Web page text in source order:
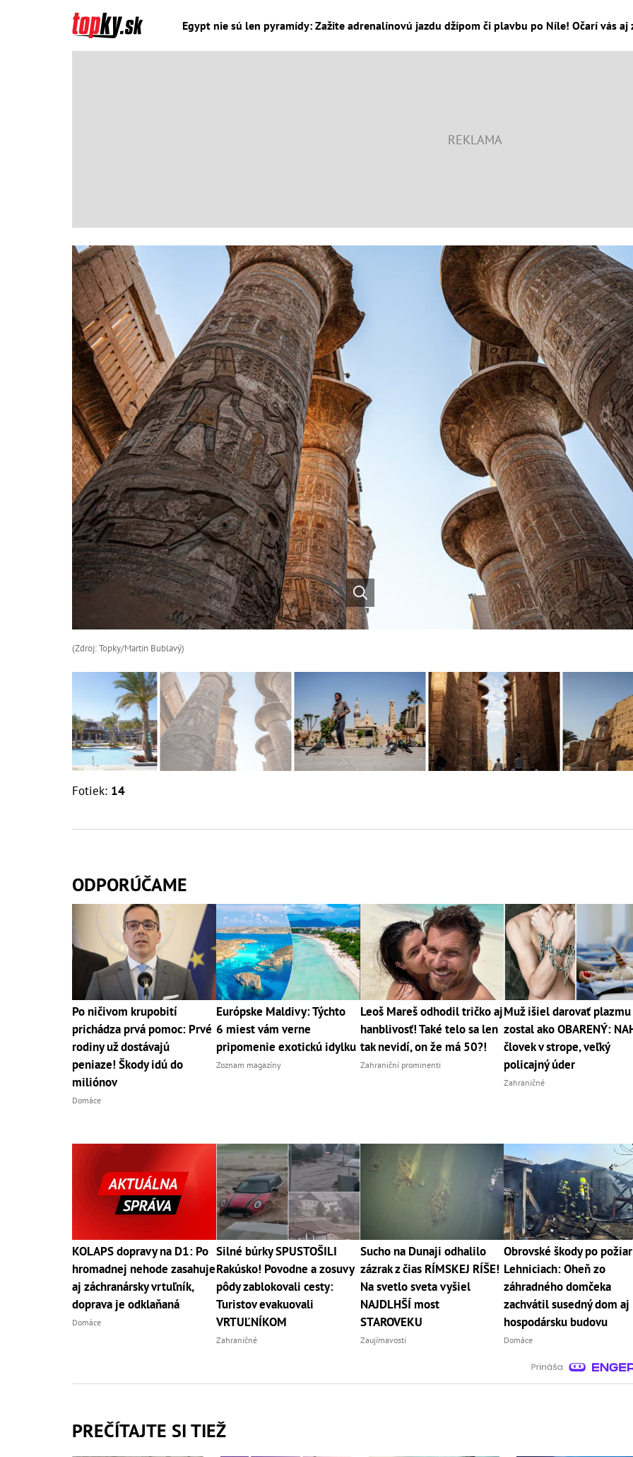
Egypt nie sú len pyramídy: Zažite adrenalínovú jazdu džípom či plavbu po Níle! Očarí vás
(Zdroj: Topky/Martin Bublavý)
Fotiek: 14
ODPORÚČAME
Po ničivom krupobití
prichádza prvá pomoc: Prvé
rodiny už dostávajú
peniaze! Škody idú do
miliónov
Domáce
Európske Maldivy: Týchto
6 miest vám verne
pripomenie exotickú idylku
Zoznam magazíny
Leoš Mareš odhodil tričko aj
hanblivosť! Také telo sa len
tak nevidí, on že má 50?!
Zahraniční prominenti
Muž išiel darovať plazmu
zostal ako OBARENÝ:
človek v strope, veľký
policajný úder
Zahraničné
KOLAPS dopravy na D1: Po
hromadnej nehode zasahuje
aj záchranársky vrtuľník,
doprava je odklaňaná
Domáce
Silné búrky SPUSTOŠILI
Rakúsko! Povodne a zosuvy
pôdy zablokovali cesty:
Turistov evakuovali
VRTUĽNÍKOM
Zahraničné
Sucho na Dunaji odhalilo
zázrak z čias RÍMSKEJ RÍŠE!
Na svetlo sveta vyšiel
NAJDLHŠÍ most
STAROVEKU
Zaujímavosti
Obrovské škody po
Lehniciach: Oheň zo
záhradného domčeka
zachvátil susedný dom aj
hospodársku budovu
Domáce
PREČÍTAJTE SI TIEŽ